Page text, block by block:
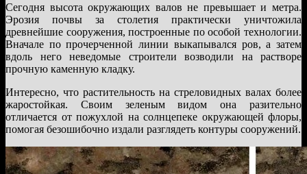
Сегодня высота окружающих валов не превышает и метра.
Эрозия почвы за столетия практически уничтожила
древнейшие сооружения, построенные по особой технологии.
Вначале по прочерченной линии выкапывался ров, а затем
вдоль него неведомые строители возводили на растворе
прочную каменную кладку.
Интересно, что растительность на стреловидных валах более
жаростойкая. Своим зеленым видом она разительно
отличается от пожухлой на солнцепеке окружающей флоры,
помогая безошибочно издали разглядеть контуры сооружений.